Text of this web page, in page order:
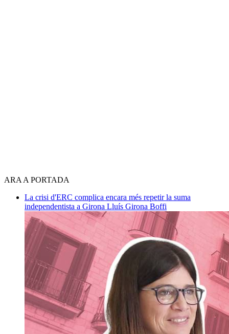
ARA A PORTADA
La crisi d'ERC complica encara més repetir la suma
independentista a Girona Lluís Girona Boffi